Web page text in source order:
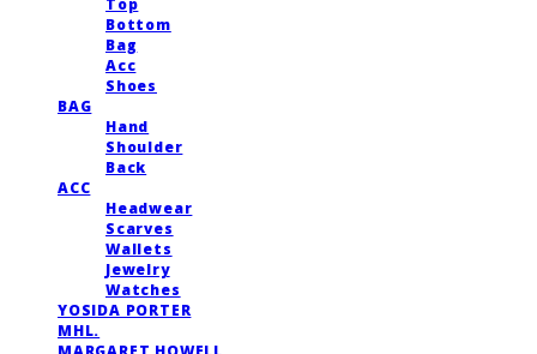
Top
Bottom
Bag
Acc
Shoes
BAG
Hand
Shoulder
Back
ACC
Headwear
Scarves
Wallets
Jewelry
Watches
YOSIDA PORTER
MHL.